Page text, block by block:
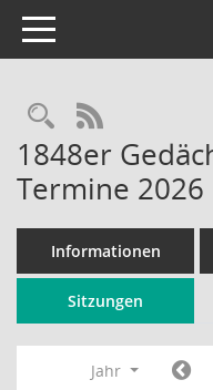
Toggle navigation
RSS-Feed
1848er
Termine 2026
Informationen
Sitzungen
Jahr